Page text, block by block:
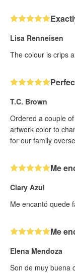
Lisa Renneisen
The colour is crips
T.C. Brown
Ordered a couple
artwork color to
for our family
Me
Clary Azul
Me encantó quede
Me
Elena Mendoza
Son de muy buena